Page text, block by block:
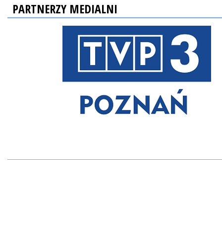
PARTNERZY MEDIALNI